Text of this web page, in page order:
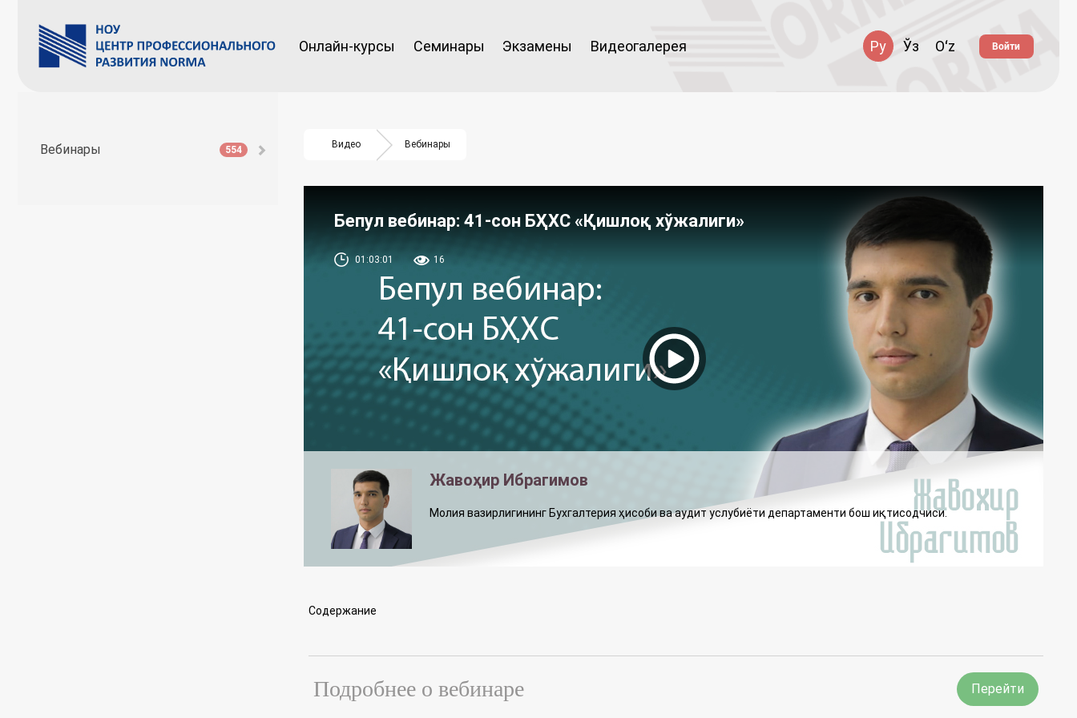
Онлайн-курсы Семинары Экзамены Видеогалерея Ру Ўз Oʻz Войти
Вебинары 554 Видео Вебинары
Бепул вебинар: 41-сон БҲХС «Қишлоқ хўжалиги»
01:03:01 16
Жавоҳир Ибрагимов
Молия вазирлигининг Бухгалтерия ҳисоби ва аудит услубиёти департаменти бош иқтисодчиси.
Содержание
Подробнее о вебинаре Перейти